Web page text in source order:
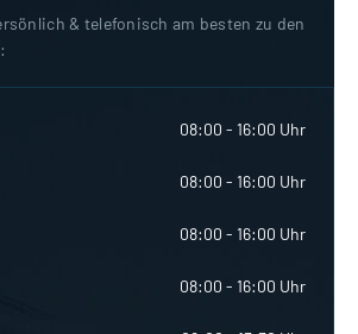
& telefonisch am besten zu den
08:00 - 16:00 Uhr
08:00 - 16:00 Uhr
08:00 - 16:00 Uhr
08:00 - 16:00 Uhr